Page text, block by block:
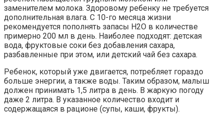
заменителем молока. Здоровому ребенку не требуется
дополнительная влага. С 10-го месяца жизни
рекомендуется пополнять запасы H2O в количестве
примерно 200 мл в день. Наиболее подходят: детская
вода, фруктовые соки без добавления сахара,
разбавленные при этом, или детский чай без сахара.
Ребенок, который уже двигается, потребляет гораздо
больше энергии, а также воды. Таким образом, малыш
должен принимать 1,5 литра в день. В жаркую погоду
даже 2 литра. В указанное количество входит и
содержащаяся в рационе (супы, каши, фрукты).